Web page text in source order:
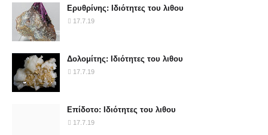
Ερυθρίνης: Ιδιότητες του λιθου
17.7.19
Δολομίτης: Ιδιότητες του λιθου
17.7.19
Επίδοτο: Ιδιότητες του λιθου
17.7.19